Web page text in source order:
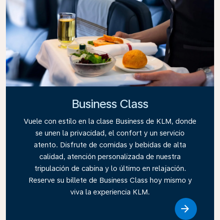
Business Class
Vuele con estilo en la clase Business de KLM, donde
se unen la privacidad, el confort y un servicio
atento. Disfrute de comidas y bebidas de alta
calidad, atención personalizada de nuestra
tripulación de cabina y lo último en relajación.
Reserve su billete de Business Class hoy mismo y
viva la experiencia KLM.